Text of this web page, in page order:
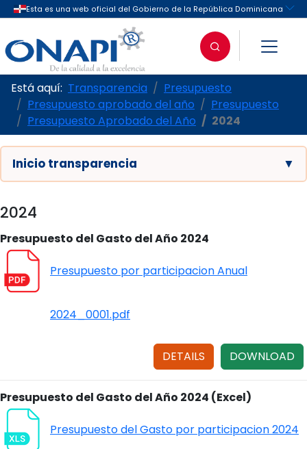
Está aquí: Transparencia
Presupuesto
Presupuesto aprobado del año
Presupuesto
Presupuesto Aprobado del Año
2024
Inicio transparencia ▼
2024
Presupuesto del Gasto del Año 2024
Presupuesto por participacion Anual
2024_0001.pdf
DOWNLOAD
DETAILS
Presupuesto del Gasto del Año 2024 (Excel)
Presupuesto del Gasto por participacion 2024